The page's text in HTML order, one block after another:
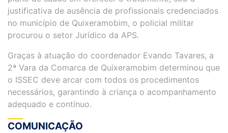
justificativa de ausência de profissionais credenciados
no município de Quixeramobim, o policial militar
procurou o setor Jurídico da APS.
Graças à atuação do coordenador Evando Tavares, a
2ª Vara da Comarca de Quixeramobim determinou que
o ISSEC deve arcar com todos os procedimentos
necessários, garantindo à criança o acompanhamento
adequado e contínuo.
COMUNICAÇÃO